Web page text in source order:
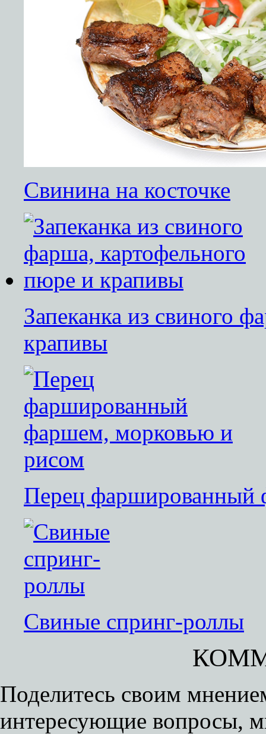
Свинина на косточке
Запеканка из свиного
крапивы
Перец фаршированный
Свиные спринг-роллы
Поделитесь своим
интересующие вопросы,